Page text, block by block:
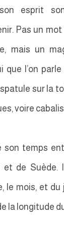
esprit
Pas un
mais un
l’on parle
sur la
voire
son temps
et de Suède.
le mois, et
la longitude